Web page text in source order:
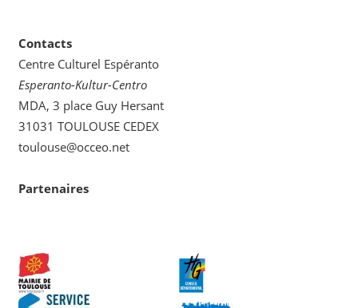
Contacts
Centre Culturel Espéranto
Esperanto-Kultur-Centro
MDA, 3 place Guy Hersant
31031 TOULOUSE CEDEX
toulouse@occeo.net
Partenaires